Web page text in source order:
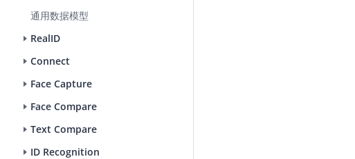
通用数据模型
RealID
Connect
Face Capture
Face Compare
Text Compare
ID Recognition